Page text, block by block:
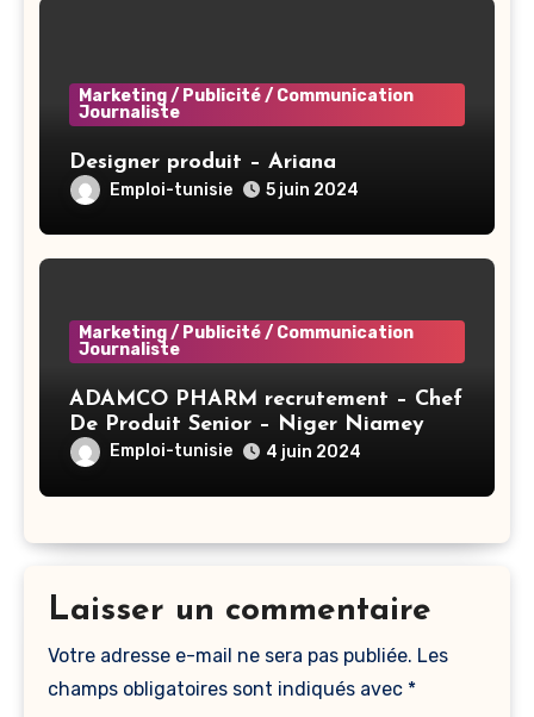
Marketing / Publicité / Communication
Journaliste
Designer produit – Ariana
Emploi-tunisie 5 juin 2024
Marketing / Publicité / Communication
Journaliste
ADAMCO PHARM recrutement – Chef
De Produit Senior – Niger Niamey
Emploi-tunisie 4 juin 2024
Laisser un commentaire
Votre adresse e-mail ne sera pas publiée. Les
champs obligatoires sont indiqués avec *